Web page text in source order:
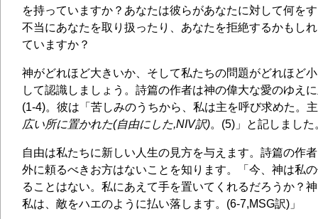
を持っていますか？あなたは彼らがあなたに対して何を
不当にあなたを取り扱ったり、あなたを拒絶するかもし
ていますか？
神がどれほど大きいか、そして私たちの問題がどれほど
して認識しましょう。詩篇の作者は神の偉大な愛のゆえ
(1-4)。彼は「苦しみのうちから、私は主を呼び求めた。
広い所に置かれた(自由にした,NIV訳)。(5)」と記しました
自由は私たちに新しい人生の見方を与えます。詩篇の作
外に頼るべきお方はないことを知ります。「今、神は私
ることはない。私にあえて手を置いてくれるだろうか？
私は、敵をハエのように払い落します。(6-7,MSG訳)」